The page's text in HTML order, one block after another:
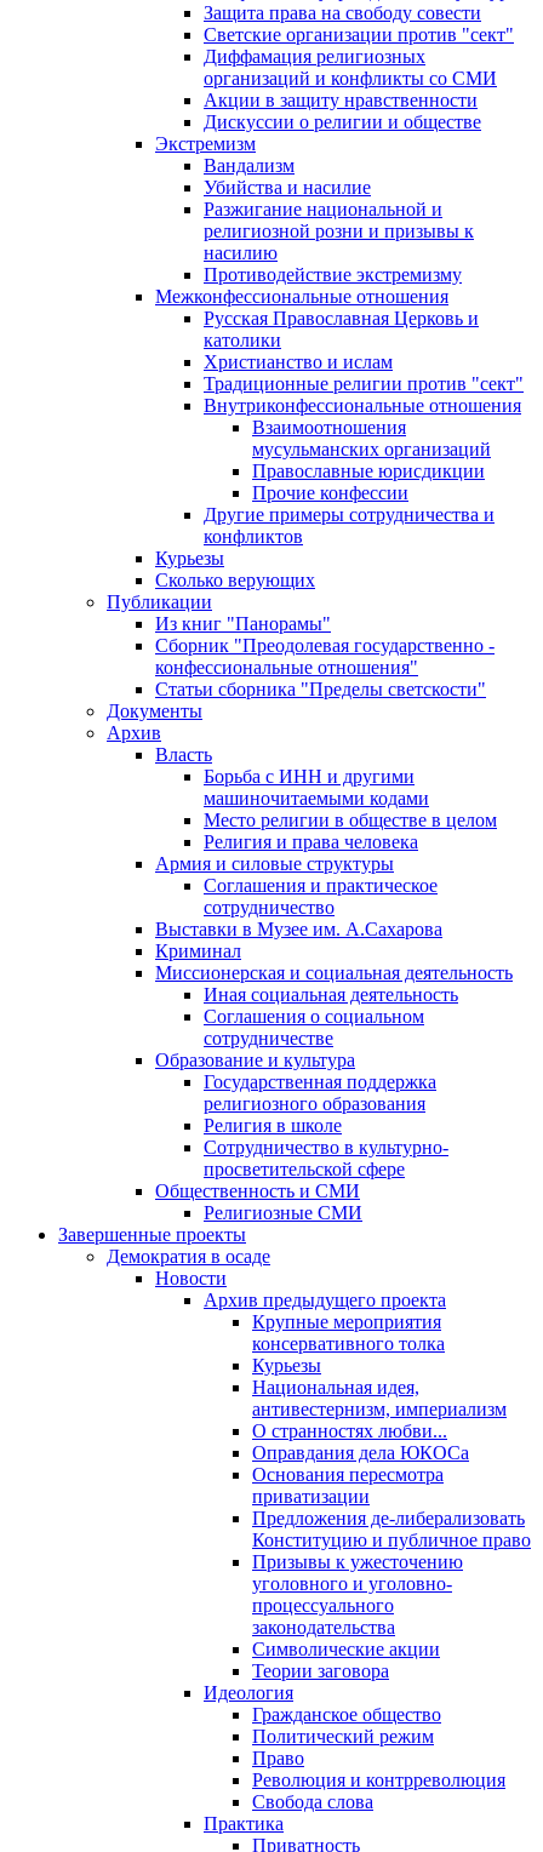
Защита права на свободу совести
Светские организации против "сект"
Диффамация религиозных
организаций и конфликты со СМИ
Акции в защиту нравственности
Дискуссии о религии и обществе
Экстремизм
Вандализм
Убийства и насилие
Разжигание национальной и
религиозной розни и призывы к
насилию
Противодействие экстремизму
Межконфессиональные отношения
Русская Православная Церковь и
католики
Христианство и ислам
Традиционные религии против "сект"
Внутриконфессиональные отношения
Взаимоотношения
мусульманских организаций
Православные юрисдикции
Прочие конфессии
Другие примеры сотрудничества и
конфликтов
Курьезы
Сколько верующих
Публикации
Из книг "Панорамы"
Сборник "Преодолевая государственно -
конфессиональные отношения"
Статьи сборника "Пределы светскости"
Документы
Архив
Власть
Борьба с ИНН и другими
машиночитаемыми кодами
Место религии в обществе в целом
Религия и права человека
Армия и силовые структуры
Соглашения и практическое
сотрудничество
Выставки в Музее им. А.Сахарова
Криминал
Миссионерская и социальная деятельность
Иная социальная деятельность
Соглашения о социальном
сотрудничестве
Образование и культура
Государственная поддержка
религиозного образования
Религия в школе
Сотрудничество в культурно-
просветительской сфере
Общественность и СМИ
Религиозные СМИ
Завершенные проекты
Демократия в осаде
Новости
Архив предыдущего проекта
Крупные мероприятия
консервативного толка
Курьезы
Национальная идея,
антивестернизм, империализм
О странностях любви...
Оправдания дела ЮКОСа
Основания пересмотра
приватизации
Предложения де-либерализовать
Конституцию и публичное право
Призывы к ужесточению
уголовного и уголовно-
процессуального
законодательства
Символические акции
Теории заговора
Идеология
Гражданское общество
Политический режим
Право
Революция и контрреволюция
Свобода слова
Практика
Приватность